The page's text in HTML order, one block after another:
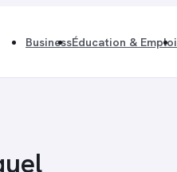
BusinessÉducation & Emploi